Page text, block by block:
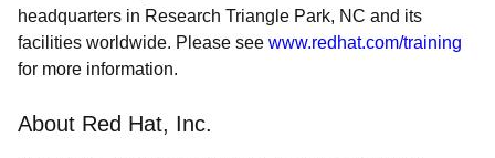
headquarters in Research Triangle Park, NC and its
facilities worldwide. Please see www.redhat.com/training
for more information.
About Red Hat, Inc.